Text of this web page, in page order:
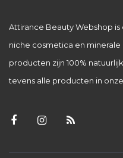
Attirance Beauty Webshop
niche cosmetica en
producten zijn 100%
tevens alle producten in